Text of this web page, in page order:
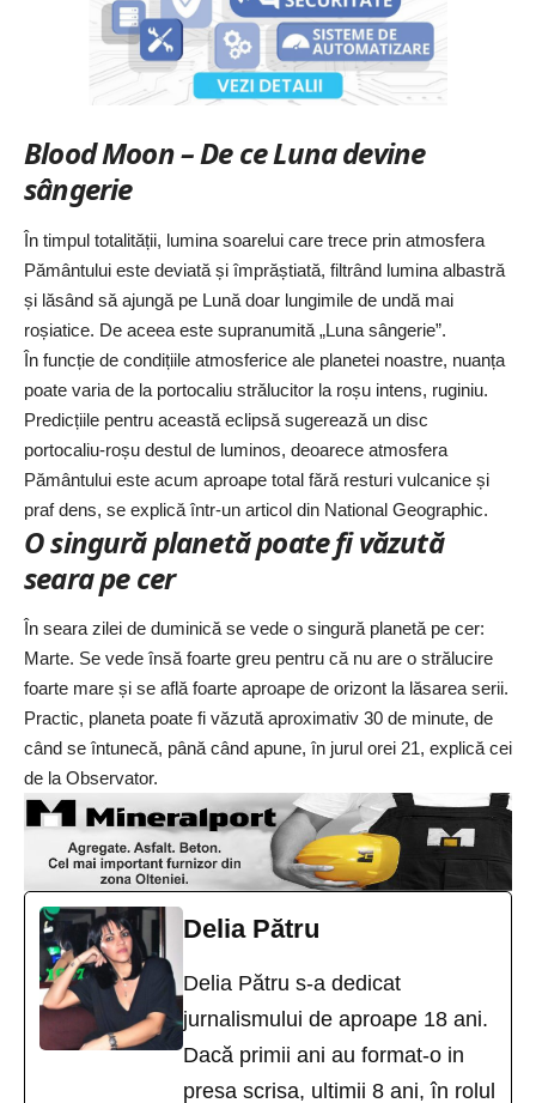
Blood Moon – De ce Luna devine
sângerie
În timpul totalității, lumina soarelui care trece prin atmosfera
Pământului este deviată și împrăștiată, filtrând lumina albastră
și lăsând să ajungă pe Lună doar lungimile de undă mai
roșiatice. De aceea este supranumită „Luna sângerie”.
În funcție de condițiile atmosferice ale planetei noastre, nuanța
poate varia de la portocaliu strălucitor la roșu intens, ruginiu.
Predicțiile pentru această eclipsă sugerează un disc
portocaliu-roșu destul de luminos, deoarece atmosfera
Pământului este acum aproape total fără resturi vulcanice și
praf dens, se explică într-un articol din National Geographic.
O singură planetă poate fi văzută
seara pe cer
În seara zilei de duminică se vede o singură planetă pe cer:
Marte. Se vede însă foarte greu pentru că nu are o strălucire
foarte mare și se află foarte aproape de orizont la lăsarea serii.
Practic, planeta poate fi văzută aproximativ 30 de minute, de
când se întunecă, până când apune, în jurul orei 21, explică cei
de la Observator.
Delia Pătru
Delia Pătru s-a dedicat
jurnalismului de aproape 18 ani.
Dacă primii ani au format-o in
presa scrisa, ultimii 8 ani, în rolul